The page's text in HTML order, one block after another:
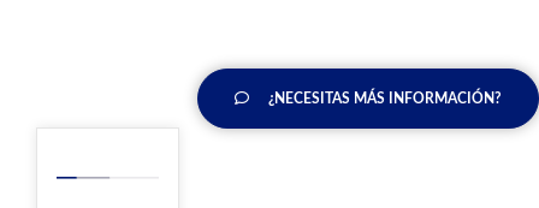
¿NECESITAS MÁS INFORMACIÓN?